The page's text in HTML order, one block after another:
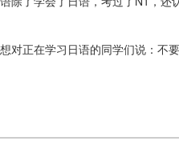
对正在学习日语的同学们说：不